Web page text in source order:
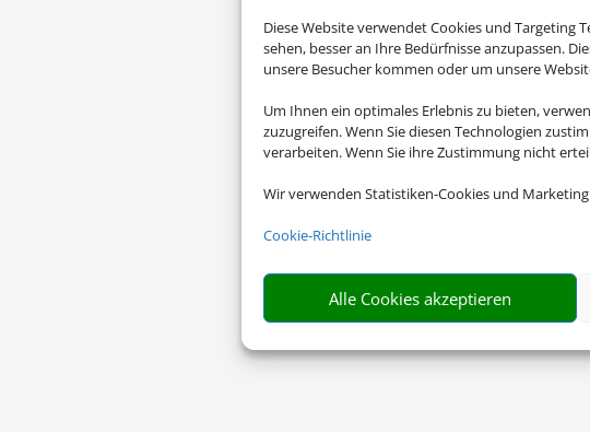
Diese Website verwendet Cookies und Targeting
sehen, besser an Ihre Bedürfnisse anzupassen.
unsere Besucher kommen oder um unsere
Um Ihnen ein optimales Erlebnis zu bieten,
zuzugreifen. Wenn Sie diesen Technologien
verarbeiten. Wenn Sie ihre Zustimmung nicht
Wir verwenden Statistiken-Cookies und
Cookie-Richtlinie
Alle Cookies akzeptieren